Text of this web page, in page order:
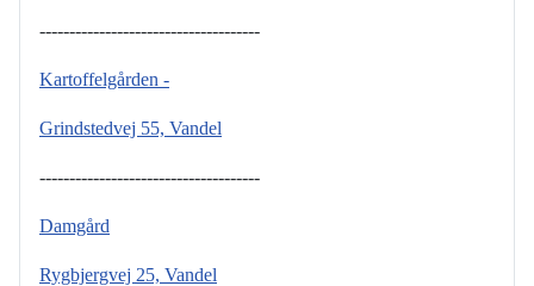
-------------------------------------
Kartoffelgården -
Grindstedvej 55, Vandel
-------------------------------------
Damgård
Rygbjergvej 25, Vandel